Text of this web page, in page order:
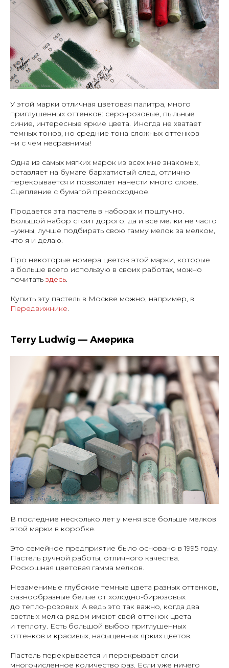
У этой марки отличная цветовая палитра, много
приглушенных оттенков: серо-розовые, пыльные
синие, интересные яркие цвета. Иногда не хватает
темных тонов, но средние тона сложных оттенков
ни с чем несравнимы!
Одна из самых мягких марок из всех мне знакомых,
оставляет на бумаге бархатистый след, отлично
перекрывается и позволяет нанести много слоев.
Сцепление с бумагой превосходное.
Продается эта пастель в наборах и поштучно.
Большой набор стоит дорого, да и все мелки не часто
нужны, лучше подбирать свою гамму мелок за мелком,
что я и делаю.
Про некоторые номера цветов этой марки, которые
я больше всего использую в своих работах, можно
почитать здесь.
Купить эту пастель в Москве можно, например, в
Передвижнике.
Terry Ludwig — Америка
В последние несколько лет у меня все больше мелков
этой марки в коробке.
Это семейное предприятие было основано в 1995 году.
Пастель ручной работы, отличного качества.
Роскошная цветовая гамма мелков.
Незаменимые глубокие темные цвета разных оттенков,
разнообразные белые от холодно-бирюзовых
до тепло-розовых. А ведь это так важно, когда два
светлых мелка рядом имеют свой оттенок цвета
и теплоту. Есть большой выбор приглушенных
оттенков и красивых, насыщенных ярких цветов.
Пастель перекрывается и перекрывает слои
многочисленное количество раз. Если уже ничего